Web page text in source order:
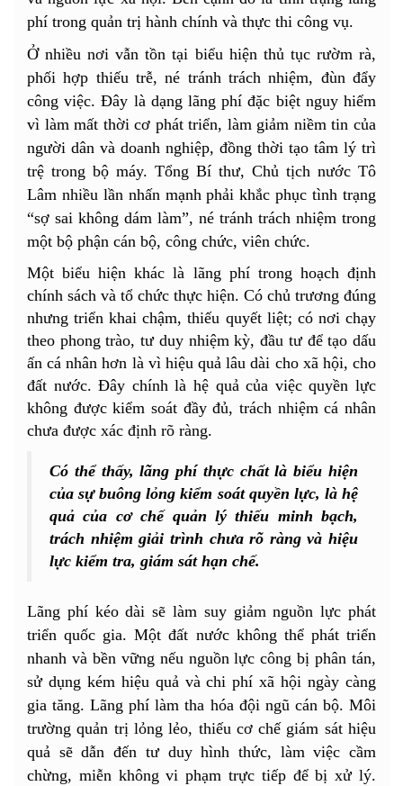
phí trong quản trị hành chính và thực thi công vụ.
Ở nhiều nơi vẫn tồn tại biểu hiện thủ tục rườm rà,
phối hợp thiếu trễ, né tránh trách nhiệm, đùn đẩy
công việc. Đây là dạng lãng phí đặc biệt nguy hiểm
vì làm mất thời cơ phát triển, làm giảm niềm tin của
người dân và doanh nghiệp, đồng thời tạo tâm lý trì
trệ trong bộ máy. Tổng Bí thư, Chủ tịch nước Tô
Lâm nhiều lần nhấn mạnh phải khắc phục tình trạng
“sợ sai không dám làm”, né tránh trách nhiệm trong
một bộ phận cán bộ, công chức, viên chức.
Một biểu hiện khác là lãng phí trong hoạch định
chính sách và tổ chức thực hiện. Có chủ trương đúng
nhưng triển khai chậm, thiếu quyết liệt; có nơi chạy
theo phong trào, tư duy nhiệm kỳ, đầu tư để tạo dấu
ấn cá nhân hơn là vì hiệu quả lâu dài cho xã hội, cho
đất nước. Đây chính là hệ quả của việc quyền lực
không được kiểm soát đầy đủ, trách nhiệm cá nhân
chưa được xác định rõ ràng.
Có thể thấy, lãng phí thực chất là biểu hiện
của sự buông lỏng kiểm soát quyền lực, là hệ
quả của cơ chế quản lý thiếu minh bạch,
trách nhiệm giải trình chưa rõ ràng và hiệu
lực kiểm tra, giám sát hạn chế.
Lãng phí kéo dài sẽ làm suy giảm nguồn lực phát
triển quốc gia. Một đất nước không thể phát triển
nhanh và bền vững nếu nguồn lực công bị phân tán,
sử dụng kém hiệu quả và chi phí xã hội ngày càng
gia tăng. Lãng phí làm tha hóa đội ngũ cán bộ. Môi
trường quản trị lỏng lẻo, thiếu cơ chế giám sát hiệu
quả sẽ dẫn đến tư duy hình thức, làm việc cầm
chừng, miễn không vi phạm trực tiếp để bị xử lý.